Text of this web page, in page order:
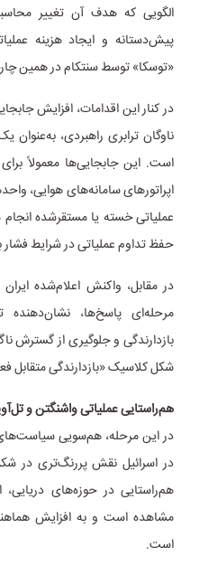
الگویی که هدف آن تغییر
پیش‌دستانه و ایجاد هزینه
«توسکا» توسط سنتکام در همین
در کنار این اقدامات، افزایش
ناوگان ترابری راهبردی،
است. این جابجایی‌ها معمولاً برای
اپراتورهای سامانه‌های هوایی،
عملیاتی خسته یا مستقرشده
حفظ تداوم عملیاتی در شرایط فشار
در مقابل، واکنش اعلام‌شده
مرحله‌ای پاسخ‌ها،
بازدارندگی و جلوگیری از گسترش
شکل کلاسیک «بازدارندگی متقابل
هم‌راستایی عملیاتی واشنگتن و
در این مرحله، هم‌سویی سیاست‌های
در اسرائیل نقش پررنگ‌تری در
هم‌راستایی در حوزه‌های
مشاهده است و به افزایش
است.